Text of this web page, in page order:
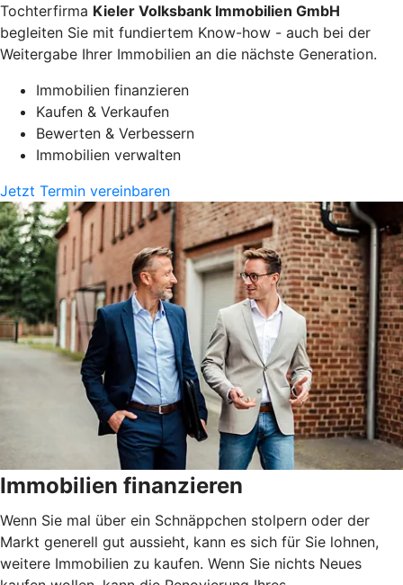
Tochterfirma Kieler Volksbank Immobilien GmbH
begleiten Sie mit fundiertem Know-how - auch bei der
Weitergabe Ihrer Immobilien an die nächste Generation.
Immobilien finanzieren
Kaufen & Verkaufen
Bewerten & Verbessern
Immobilien verwalten
Jetzt Termin vereinbaren
Immobilien finanzieren
Wenn Sie mal über ein Schnäppchen stolpern oder der
Markt generell gut aussieht, kann es sich für Sie lohnen,
weitere Immobilien zu kaufen. Wenn Sie nichts Neues